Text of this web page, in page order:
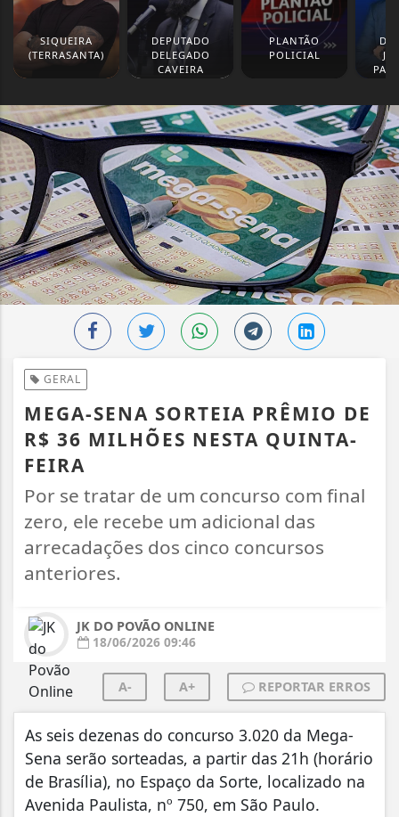
SIQUEIRA
(TERRASANTA)
DEPUTADO
DELEGADO
CAVEIRA
PLANTÃO
POLICIAL
GERAL
MEGA-SENA SORTEIA PRÊMIO DE
R$ 36 MILHÕES NESTA QUINTA-
FEIRA
Por se tratar de um concurso com final
zero, ele recebe um adicional das
arrecadações dos cinco concursos
anteriores.
JK DO POVÃO ONLINE
18/06/2026 09:46
A- A+ REPORTAR ERROS
As seis dezenas do concurso 3.020 da Mega-
Sena serão sorteadas, a partir das 21h (horário
de Brasília), no Espaço da Sorte, localizado na
Avenida Paulista, nº 750, em São Paulo.